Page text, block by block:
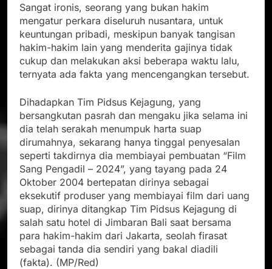
Sangat ironis, seorang yang bukan hakim
mengatur perkara diseluruh nusantara, untuk
keuntungan pribadi, meskipun banyak tangisan
hakim-hakim lain yang menderita gajinya tidak
cukup dan melakukan aksi beberapa waktu lalu,
ternyata ada fakta yang mencengangkan tersebut.
Dihadapkan Tim Pidsus Kejagung, yang
bersangkutan pasrah dan mengaku jika selama ini
dia telah serakah menumpuk harta suap
dirumahnya, sekarang hanya tinggal penyesalan
seperti takdirnya dia membiayai pembuatan “Film
Sang Pengadil – 2024”, yang tayang pada 24
Oktober 2004 bertepatan dirinya sebagai
eksekutif produser yang membiayai film dari uang
suap, dirinya ditangkap Tim Pidsus Kejagung di
salah satu hotel di Jimbaran Bali saat bersama
para hakim-hakim dari Jakarta, seolah firasat
sebagai tanda dia sendiri yang bakal diadili
(fakta). (MP/Red)